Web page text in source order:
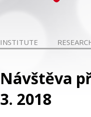
INSTITUTE
Návštěva
3. 2018